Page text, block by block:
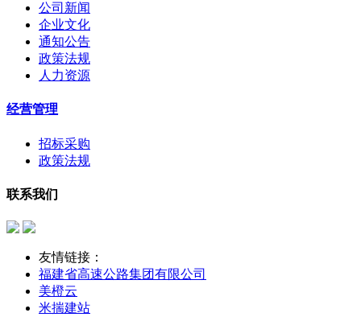
公司新闻
企业文化
通知公告
政策法规
人力资源
经营管理
招标采购
政策法规
联系我们
友情链接：
福建省高速公路集团有限公司
美橙云
米揣建站